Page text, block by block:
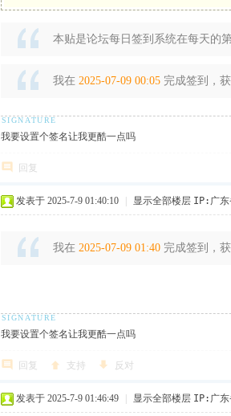
本贴是论坛每日签到系统在每天的
我在 2025-07-09 00:05 完成签到，
我要设置个签名让我更酷一点吗
回复
发表于 2025-7-9 01:40:10 显示全部楼层 IP:广东
我在 2025-07-09 01:40 完成签到，
我要设置个签名让我更酷一点吗
回复 支持 反对
发表于 2025-7-9 01:46:49 显示全部楼层 IP:广东